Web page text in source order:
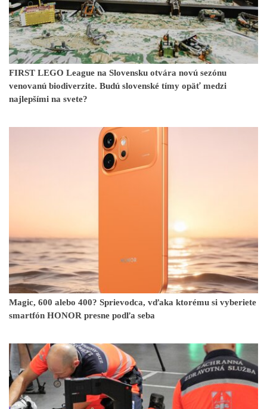
FIRST LEGO League na Slovensku otvára novú sezónu
venovanú biodiverzite. Budú slovenské tímy opäť medzi
najlepšími na svete?
Magic, 600 alebo 400? Sprievodca, vďaka ktorému si vyberiete
smartfón HONOR presne podľa seba